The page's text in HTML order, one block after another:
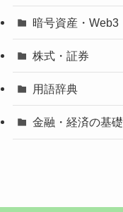
暗号資産・Web3
株式・証券
用語辞典
金融・経済の基礎